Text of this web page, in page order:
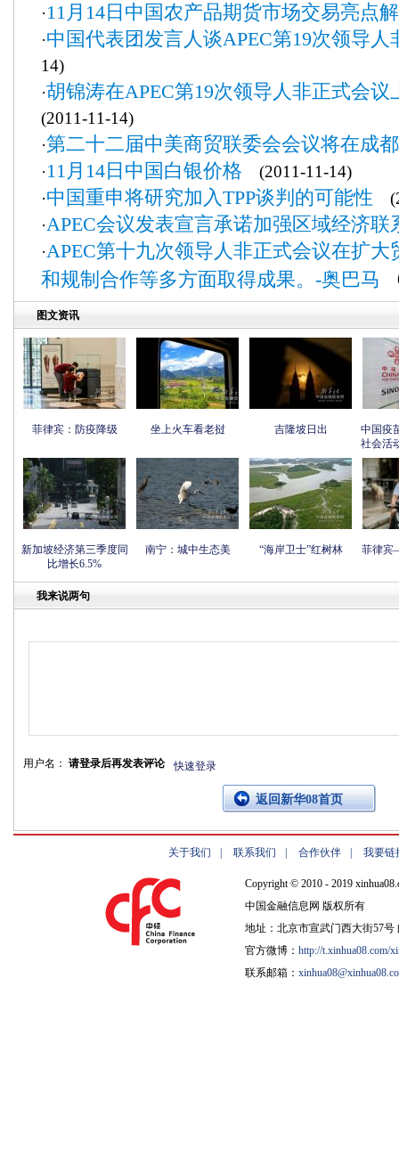
·11月14日中国农产品期货市场交易亮
·中国代表团发言人谈APEC第19次领导人
14)
·胡锦涛在APEC第19次领导人非正式会议
(2011-11-14)
·第二十二届中美商贸联委会会议将在成
·11月14日中国白银价格 (2011-11-14)
·中国重申将研究加入TPP谈判的可能性
·APEC会议发表宣言承诺加强区域经济联
·APEC第十九次领导人非正式会议在扩
和规制合作等多方面取得成果。-奥巴马
图文资讯
菲律宾：防疫降级 坐上火车看老挝 吉隆坡日出
中国疫
社会活
新加坡经济第三季度同
比增长6.5%
南宁：城中生态美 “海岸卫士”红树林 菲律宾
我来说两句
用户名： 请登录后再发表评论 快速登录
返回新华08首页
关于我们 联系我们 合作伙伴 我要链
Copyright © 2010 - 2019
中国金融信息网 版权所有
地址：北京市宣武门西大街57号
官方微博： http://t.xinhua08.com/
联系邮箱：